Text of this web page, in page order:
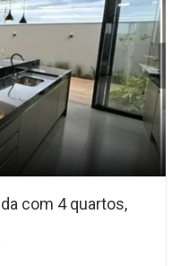
com 4 quartos,